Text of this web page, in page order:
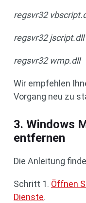
regsvr32
regsvr32 jscript.dll
regsvr32 wmp.dll
Wir empfehlen
Vorgang neu zu
3. Windows
entfernen
Die Anleitung
Schritt 1. Öffnen
Dienste.